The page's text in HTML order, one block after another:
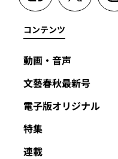
コンテンツ
動画・音声
文藝春秋最新号
電子版オリジナル
特集
連載